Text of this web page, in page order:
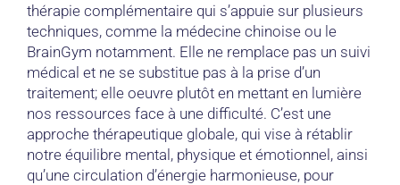
thérapie complémentaire qui s’appuie sur plusieurs
techniques, comme la médecine chinoise ou le
BrainGym notamment. Elle ne remplace pas un suivi
médical et ne se substitue pas à la prise d’un
traitement; elle oeuvre plutôt en mettant en lumière
nos ressources face à une difficulté. C’est une
approche thérapeutique globale, qui vise à rétablir
notre équilibre mental, physique et émotionnel, ainsi
qu’une circulation d’énergie harmonieuse, pour